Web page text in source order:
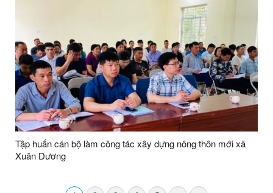
Tập huấn cán bộ làm công tác xây dựng nông thôn mới xã
Xuân Dương